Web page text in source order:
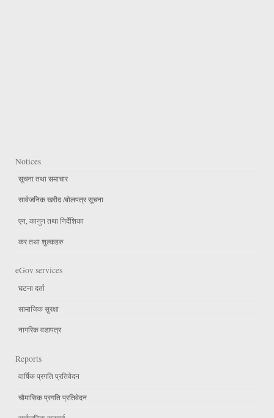
Notices
सूचना तथा समाचार
सार्वजनिक खरीद /बोलपत्र सूचना
एन, कानुन तथा निर्देशिका
कर तथा शुल्कहरु
eGov services
घटना दर्ता
सामाजिक सुरक्षा
नागरिक वडापत्र
Reports
वार्षिक प्रगति प्रतिवेदन
चौमासिक प्रगति प्रतिवेदन